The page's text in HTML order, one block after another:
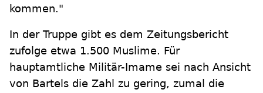
kommen."
In der Truppe gibt es dem Zeitungsbericht
zufolge etwa 1.500 Muslime. Für
hauptamtliche Militär-Imame sei nach Ansicht
von Bartels die Zahl zu gering, zumal die